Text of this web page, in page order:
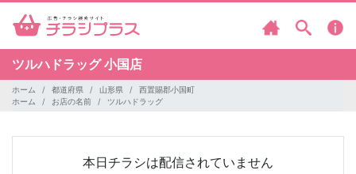
ツルハドラッグ小国店
ホーム 都道府県 山形県
西置賜郡小国町
ホーム
お店の名前 ツルハドラッグ
本日チラシは配信されていません